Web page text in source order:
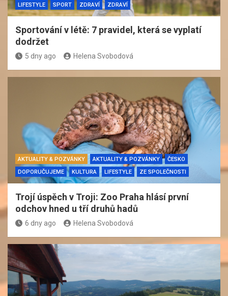
LIFESTYLE
SPORT ZDRAVÍ ZDRAVÍ
Sportování v létě: 7 pravidel, která se vyplatí
dodržet
5 dny ago Helena Svobodová
AKTUALITY & POZVÁNKY AKTUALITY & POZVÁNKY
ČESKO
DOPORUČUJEME
KULTURA LIFESTYLE ZE SPOLEČNOSTI
Trojí úspěch v Troji: Zoo Praha hlásí první
odchov hned u tří druhů hadů
6 dny ago Helena Svobodová